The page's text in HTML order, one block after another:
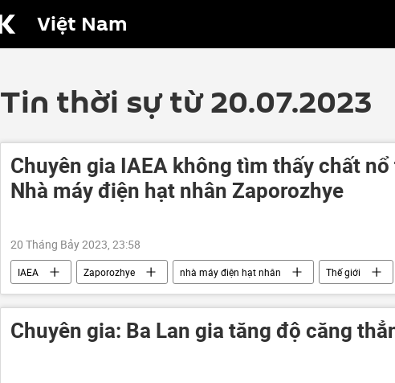
Việt Nam
Tin thời sự từ 20.07.2023
Chuyên gia IAEA không tìm thấy chất nổ
Nhà máy điện hạt nhân Zaporozhye
20 Tháng Bảy 2023, 23:58
IAEA Zaporozhye nhà máy điện hạt nhân Thế giới
Ukraina
đe dọa Cuộc khủng hoảng ở Ukraina
Chuyên gia: Ba Lan gia tăng độ căng